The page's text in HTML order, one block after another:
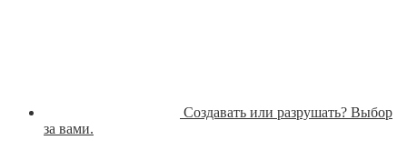
Создавать или разрушать? Выбор
за вами.